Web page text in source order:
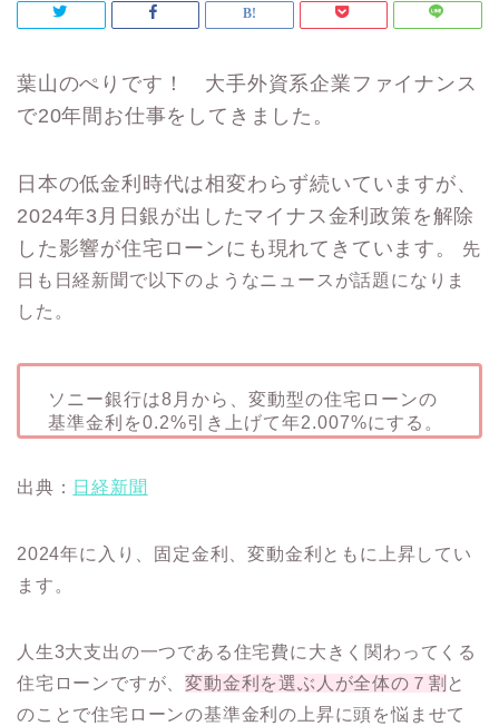
葉山のぺりです！ 大手外資系企業ファイナンス
で20年間お仕事をしてきました。
日本の低金利時代は相変わらず続いていますが、
2024年3月日銀が出したマイナス金利政策を解除
した影響が住宅ローンにも現れてきています。
先
日も日経新聞で以下のようなニュースが話題になりま
した。
ソニー銀行は8月から、変動型の住宅ローンの
基準金利を0.2%引き上げて年2.007%にする。
出典： 日経新聞
2024年に入り、固定金利、変動金利ともに上昇してい
ます。
人生3大支出の一つである住宅費に大きく関わってくる
住宅ローンですが、変動金利を選ぶ人が全体の７割 と
のことで住宅ローンの基準金利の上昇に頭を悩ませて